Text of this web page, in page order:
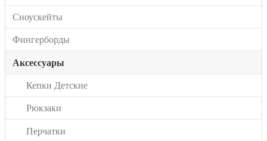
Сноускейты
Фингерборды
Аксессуары
Кепки Детские
Рюкзаки
Перчатки